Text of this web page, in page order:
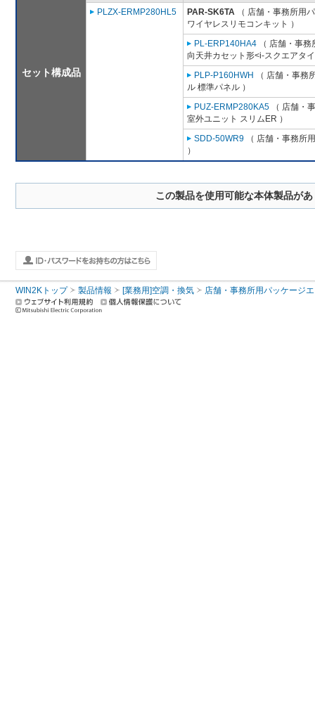
セット構成品
PLZX-ERMP280HL5
PAR-SK6TA （ 店舗・事務所用
ワイヤレスリモコンキット ）
PL-ERP140HA4 （ 店舗・事
向天井カセット形<i-スクエアタ
PLP-P160HWH
（ 店舗・事務
ル 標準パネル ）
PUZ-ERMP280KA5 （ 店舗・
室外ユニット スリムER ）
SDD-50WR9 （ 店舗・事務所
）
この製品を使用可能な本体製品が
WIN2Kトップ 製品情報 [業務用]空調・換気 店舗・事務所用パッケージ